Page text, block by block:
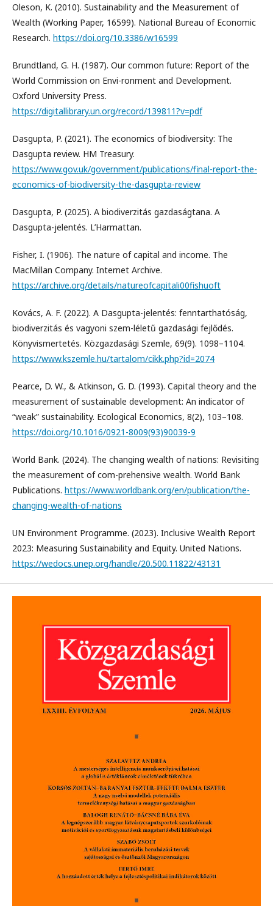
Oleson, K. (2010). Sustainability and the Measurement of
Wealth (Working Paper, 16599). National Bureau of Economic
Research. https://doi.org/10.3386/w16599
Brundtland, G. H. (1987). Our common future: Report of the
World Commission on Envi-ronment and Development.
Oxford University Press.
https://digitallibrary.un.org/record/139811?v=pdf
Dasgupta, P. (2021). The economics of biodiversity: The
Dasgupta review. HM Treasury.
https://www.gov.uk/government/publications/final-report-the-
economics-of-biodiversity-the-dasgupta-review
Dasgupta, P. (2025). A biodiverzitás gazdaságtana. A
Dasgupta-jelentés. L’Harmattan.
Fisher, I. (1906). The nature of capital and income. The
MacMillan Company. Internet Archive.
https://archive.org/details/natureofcapitali00fishuoft
Kovács, A. F. (2022). A Dasgupta-jelentés: fenntarthatóság,
biodiverzitás és vagyoni szem-léletű gazdasági fejlődés.
Könyvismertetés. Közgazdasági Szemle, 69(9). 1098–1104.
https://www.kszemle.hu/tartalom/cikk.php?id=2074
Pearce, D. W., & Atkinson, G. D. (1993). Capital theory and the
measurement of sustainable development: An indicator of
“weak” sustainability. Ecological Economics, 8(2), 103–108.
https://doi.org/10.1016/0921-8009(93)90039-9
World Bank. (2024). The changing wealth of nations: Revisiting
the measurement of com-prehensive wealth. World Bank
Publications. https://www.worldbank.org/en/publication/the-
changing-wealth-of-nations
UN Environment Programme. (2023). Inclusive Wealth Report
2023: Measuring Sustainability and Equity. United Nations.
https://wedocs.unep.org/handle/20.500.11822/43131